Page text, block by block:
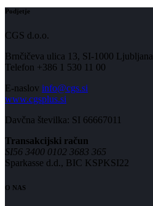
Podjetje
CGS d.o.o.
Brnčičeva ulica 13, SI-1000 Ljubljana
Telefon +386 1 530 11 00
E-naslov info@cgs.si
www.cgsplus.si
Davčna številka: SI 66667011
Transakcijski račun
SI56 3400 0102 3683 365
Sparkasse d.d., BIC KSPKSI22
O NAS